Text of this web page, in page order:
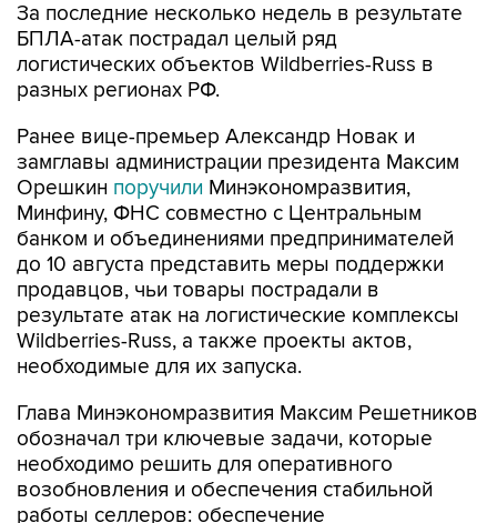
За последние несколько недель в результате
БПЛА-атак пострадал целый ряд
логистических объектов Wildberries-Russ в
разных регионах РФ.
Ранее вице-премьер Александр Новак и
замглавы администрации президента Максим
Орешкин поручили Минэкономразвития,
Минфину, ФНС совместно с Центральным
банком и объединениями предпринимателей
до 10 августа представить меры поддержки
продавцов, чьи товары пострадали в
результате атак на логистические комплексы
Wildberries-Russ, а также проекты актов,
необходимые для их запуска.
Глава Минэкономразвития Максим Решетников
обозначал три ключевые задачи, которые
необходимо решить для оперативного
возобновления и обеспечения стабильной
работы селлеров: обеспечение